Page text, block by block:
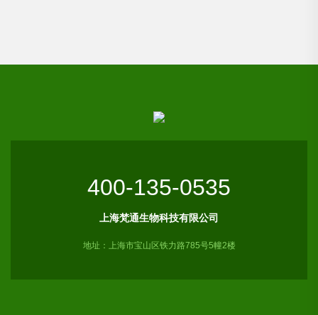
400-135-0535
上海梵通生物科技有限公司
地址：上海市宝山区铁力路785号5幢2楼